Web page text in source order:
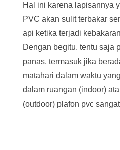
Hal ini karena lapisannya
PVC akan sulit terbakar
api ketika terjadi
Dengan begitu, tentu saja
panas, termasuk jika
matahari dalam waktu
dalam ruangan (indoor)
(outdoor) plafon pvc